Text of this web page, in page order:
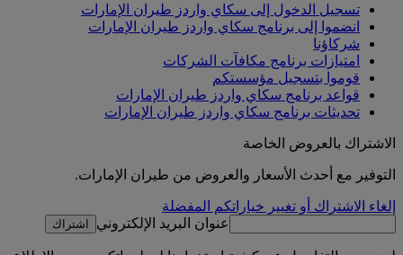
تسجيل الدخول إلى سكاي واردز طيران الإمارات
انضموا إلى برنامج سكاي واردز طيران الإمارات
شركاؤنا
امتيازات برنامج مكافآت الشركات
قوموا بتسجيل مؤسستكم
قواعد برنامج سكاي واردز طيران الإمارات
تحديثات برنامج سكاي واردز طيران الإمارات
الاشتراك بالعروض الخاصة
التوفير مع أحدث الأسعار والعروض من طيران الإمارات.
إلغاء الاشتراك أو تغيير خياراتكم المفضلة
عنوان البريد الإلكتروني
اشتراك